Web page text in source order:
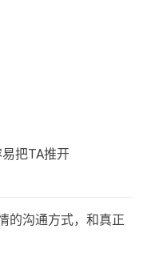
把TA推开
的沟通方式，和真正